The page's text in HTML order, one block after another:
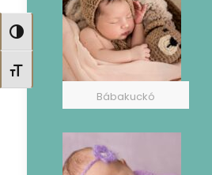
Nagy kontraszt váltása
Betűméret váltása
Bábakuckó